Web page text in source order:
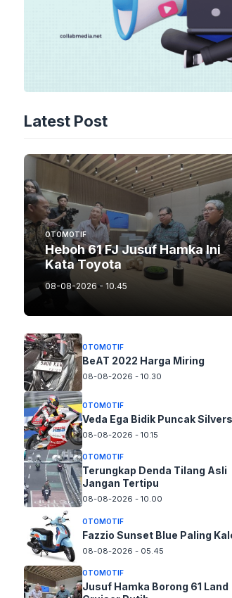
Latest Post
OTOMOTIF
Heboh 61 FJ Jusuf Hamka Ini
Kata Toyota
08-08-2026 - 10.45
OTOMOTIF
BeAT 2022 Harga Miring
08-08-2026 - 10.30
OTOMOTIF
Veda Ega Bidik Puncak
08-08-2026 - 10.15
OTOMOTIF
Terungkap Denda Tilang Asli
Jangan Tertipu
08-08-2026 - 10.00
OTOMOTIF
Fazzio Sunset Blue Paling
08-08-2026 - 05.45
OTOMOTIF
Jusuf Hamka Borong 61 Land